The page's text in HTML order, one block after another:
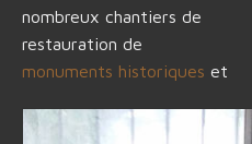
nombreux chantiers de
restauration de
monuments historiques et